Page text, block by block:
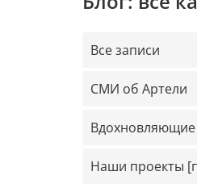
Все записи
СМИ об Артели
Вдохновляющие
Наши проекты